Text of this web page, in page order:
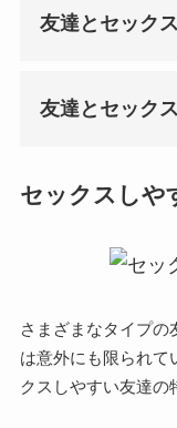
友達とセック
友達とセック
セックスしや
さまざまなタイプ
は意外にも限られて
クスしやすい友達の